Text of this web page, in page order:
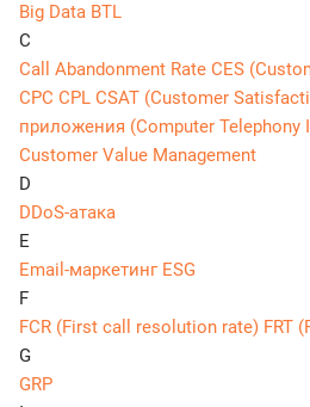
Big Data BTL
C
Call Abandonment Rate CES
CPC CPL CSAT (Customer
приложения (Computer Telephony
Customer Value Management
D
DDoS-атака
E
Email-маркетинг ESG
F
FCR (First call resolution rate) FRT
G
GRP